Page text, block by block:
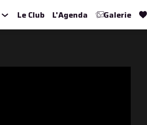
Le Club L'Agenda Galerie